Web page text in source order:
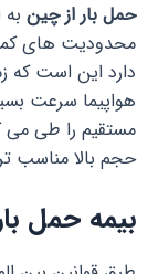
حمل بار از چین
محدودیت های
دارد این است که
هواپیما سرعت
مستقیم را طی می
حجم بالا مناسب
بیمه حمل